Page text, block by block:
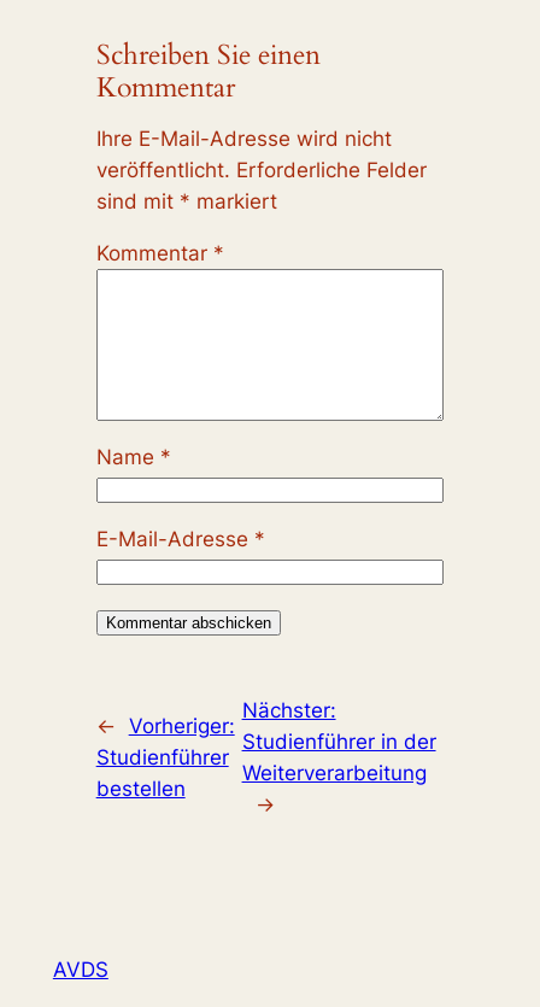
Schreiben Sie einen
Kommentar
Ihre E-Mail-Adresse wird nicht
veröffentlicht. Erforderliche Felder
sind mit * markiert
Kommentar *
Name *
E-Mail-Adresse *
← Vorheriger:
Studienführer
bestellen
Nächster:
Studienführer in der
Weiterverarbeitung
→
AVDS